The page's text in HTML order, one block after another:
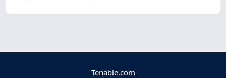
Tenable.com